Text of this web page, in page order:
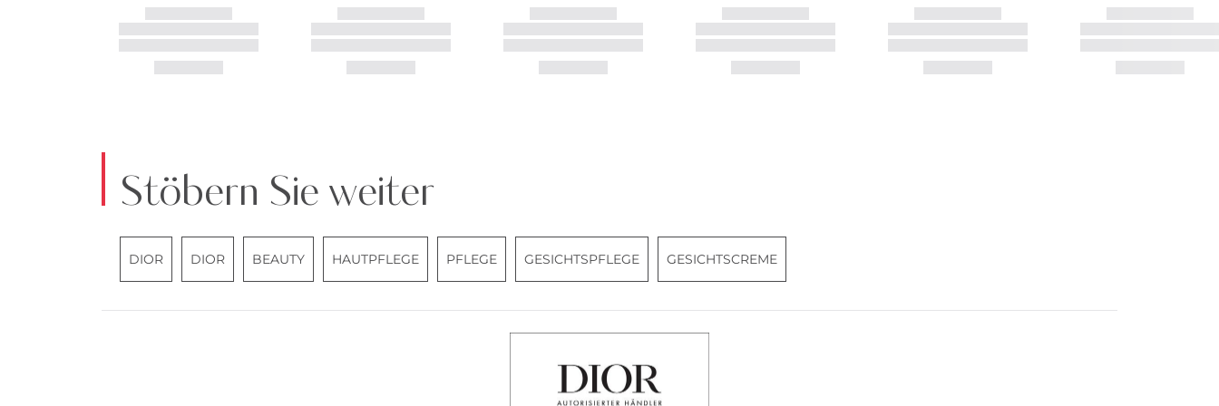
Stöbern Sie weiter
DIOR DIOR BEAUTY HAUTPFLEGE PFLEGE GESICHTSPFLEGE GESICHTSCREME